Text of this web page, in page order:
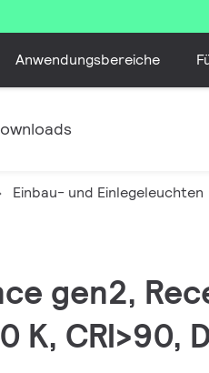
Anwendungsbereiche
Einbau- und Einlegeleuchten
gen2,
K, CRI>90,